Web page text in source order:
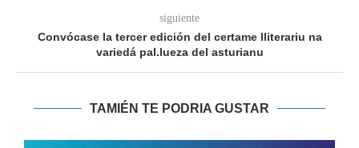
siguiente
Convócase la tercer edición del certame lliterariu na
variedá pal.lueza del asturianu
TAMIÉN TE PODRIA GUSTAR